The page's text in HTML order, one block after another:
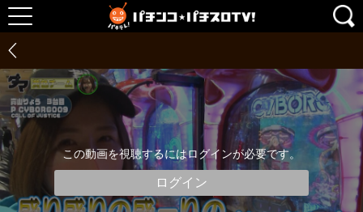
この動画を視聴するにはログインが必要です。
ログイン